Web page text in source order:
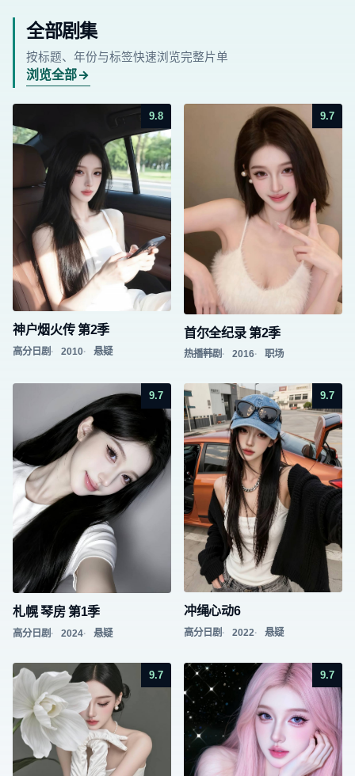
全部剧集
按标题、年份与标签快速浏览完整片单
浏览全部
9.8
神户烟火传 第2季
高分日剧 2010 悬疑
9.7
首尔全纪录 第2季
热播韩剧 2016 职场
9.7
札幌 琴房 第1季
高分日剧 2024 悬疑
9.7
冲绳心动6
高分日剧 2022 悬疑
9.7 9.7